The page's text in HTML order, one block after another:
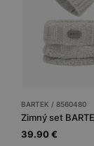
BARTEK / 8560480
39.90 €